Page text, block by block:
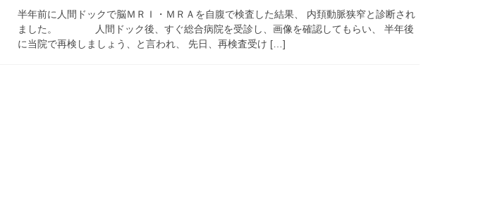
半年前に人間ドックで脳ＭＲＩ・ＭＲＡを自腹で検査した結果、 内頚動脈狭窄と診断され
ました。 人間ドック後、すぐ総合病院を受診し、画像を確認してもらい、 半年後
に当院で再検しましょう、と言われ、 先日、再検査受け […]